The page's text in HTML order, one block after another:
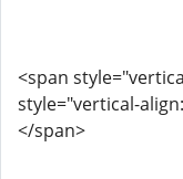
<span
style="vertical-
</span>